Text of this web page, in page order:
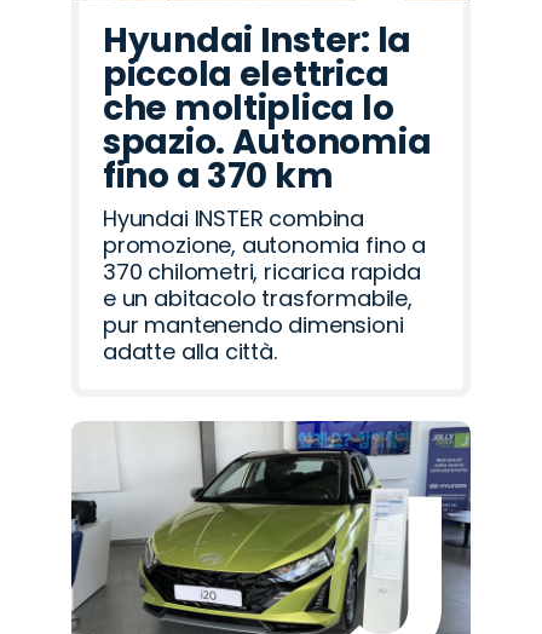
Hyundai Inster: la
piccola elettrica
che moltiplica lo
spazio. Autonomia
fino a 370 km
Hyundai INSTER combina
promozione, autonomia fino a
370 chilometri, ricarica rapida
e un abitacolo trasformabile,
pur mantenendo dimensioni
adatte alla città.